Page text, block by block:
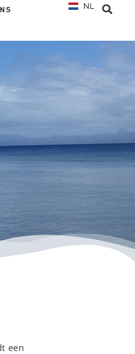
NL
EN
een